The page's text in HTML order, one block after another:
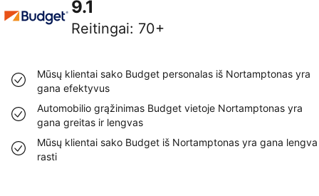
9.1
Reitingai: 70+
Mūsų klientai sako Budget personalas iš Nortamptonas yra
gana efektyvus
Automobilio grąžinimas Budget vietoje Nortamptonas yra
gana greitas ir lengvas
Mūsų klientai sako Budget iš Nortamptonas yra gana lengva
rasti